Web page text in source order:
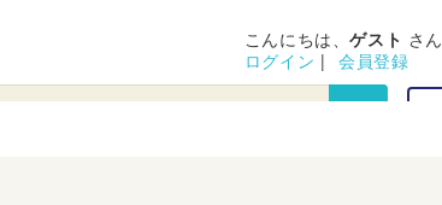
こんにちは、ゲスト さん
ログイン | 会員登録